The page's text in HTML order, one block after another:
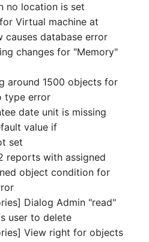
Handbuchzuweisung
Hostadapter (HBA)
Hostadresse
Installation
Kabel
Karten
Kontaktzuweisung
Printbox
Rack-Segment
Remote Management
Controller
Router
SAN Zoning
Schrank
no location is set
Virtual machine at
causes database error
changes for "Memory"
around 1500 objects for
type error
date unit is missing
value if
set
reports with assigned
object condition for
Dialog Admin "read"
user to delete
View right for objects